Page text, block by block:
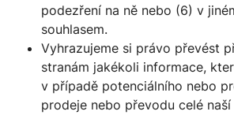
podezření na ně nebo (6) v
souhlasem.
Vyhrazujeme si právo převést
stranám jakékoli informace,
v případě potenciálního nebo
prodeje nebo převodu celé